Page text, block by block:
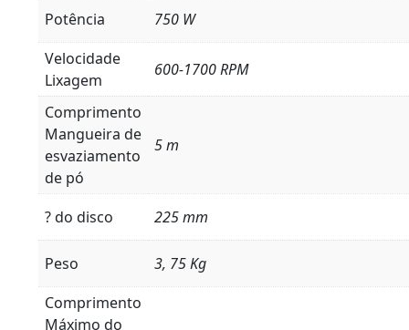
Potência
750 W
Velocidade
Lixagem
600-1700 RPM
Comprimento
Mangueira de
esvaziamento
de pó
5 m
? do disco 225 mm
Peso
3, 75 Kg
Comprimento
Máximo do